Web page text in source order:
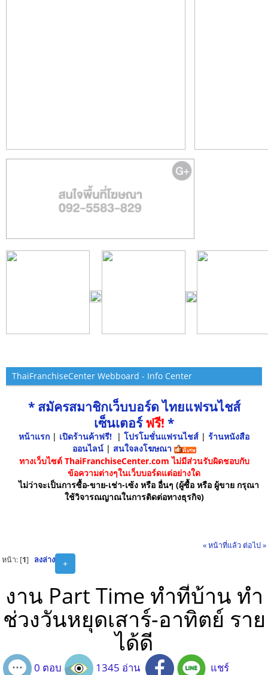
ThaiFranchiseCenter Webboard - Info Center
* สมัครสมาชิกเว็บบอร์ด ไทยแฟรนไชส์
เซ็นเตอร์ฟรี! *
หน้าแรก | เปิดร้านค้าฟรี! | โปรโมชั่นแฟรนไชส์ | ร้านหนังสือ
ออนไลน์ | สนใจลงโฆษณา
ทางเว็บไซต์ ThaiFranchiseCenter.com ไม่มีส่วนรับผิดชอบกับ
ข้อความต่างๆในเว็บบอร์ดแต่อย่างใด
ไม่ว่าจะเป็นการซื้อ-ขาย-เช่า-เซ้ง หรือ อื่นๆ (ผู้ซื้อ หรือ ผู้ขาย กรุณา
ใช้วิจารณญาณในการติดต่อทางธุรกิจ)
« หน้าที่แล้ว ต่อไป »
+
หน้า: [1] ลงล่าง
งาน Part Time ทำที่บ้าน ทำ
ช่วงวันหยุดเสาร์-อาทิตย์ ราย
ได้ดี
0 ตอบ 1345 อ่าน แชร์